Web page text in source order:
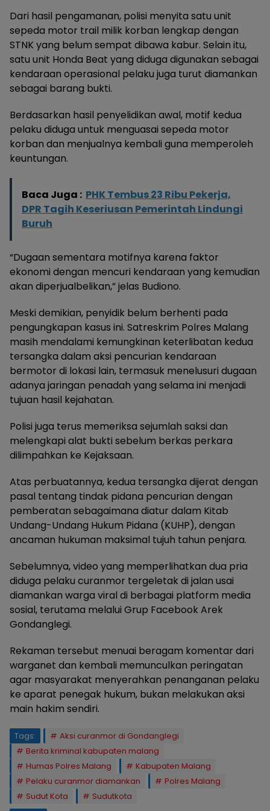
Dari hasil pengamanan, polisi menyita satu unit
sepeda motor trail milik korban lengkap dengan
STNK yang belum sempat dibawa kabur. Selain itu,
satu unit Honda Beat yang diduga digunakan sebagai
kendaraan operasional pelaku juga turut diamankan
sebagai barang bukti.
Berdasarkan hasil penyelidikan awal, motif kedua
pelaku diduga untuk menguasai sepeda motor
korban dan menjualnya kembali guna memperoleh
keuntungan.
Baca Juga : PHK Tembus 23 Ribu Pekerja,
DPR Tagih Keseriusan Pemerintah Lindungi
Buruh
“Dugaan sementara motifnya karena faktor
ekonomi dengan mencuri kendaraan yang kemudian
akan diperjualbelikan,” jelas Budiono.
Meski demikian, penyidik belum berhenti pada
pengungkapan kasus ini. Satreskrim Polres Malang
masih mendalami kemungkinan keterlibatan kedua
tersangka dalam aksi pencurian kendaraan
bermotor di lokasi lain, termasuk menelusuri dugaan
adanya jaringan penadah yang selama ini menjadi
tujuan hasil kejahatan.
Polisi juga terus memeriksa sejumlah saksi dan
melengkapi alat bukti sebelum berkas perkara
dilimpahkan ke Kejaksaan.
Atas perbuatannya, kedua tersangka dijerat dengan
pasal tentang tindak pidana pencurian dengan
pemberatan sebagaimana diatur dalam Kitab
Undang-Undang Hukum Pidana (KUHP), dengan
ancaman hukuman maksimal tujuh tahun penjara.
Sebelumnya, video yang memperlihatkan dua pria
diduga pelaku curanmor tergeletak di jalan usai
diamankan warga viral di berbagai platform media
sosial, terutama melalui Grup Facebook Arek
Gondanglegi.
Rekaman tersebut menuai beragam komentar dari
warganet dan kembali memunculkan peringatan
agar masyarakat menyerahkan penanganan pelaku
ke aparat penegak hukum, bukan melakukan aksi
main hakim sendiri.
Tags:
Aksi curanmor di Gondanglegi
Berita kriminal kabupaten malang
Humas Polres Malang
Kabupaten Malang
Pelaku curanmor diamankan
Polres Malang
Sudut Kota
Sudutkota